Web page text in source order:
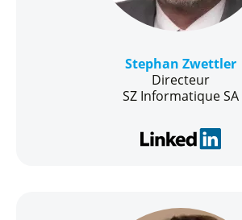
Stephan Zwettler
Directeur
SZ Informatique SA